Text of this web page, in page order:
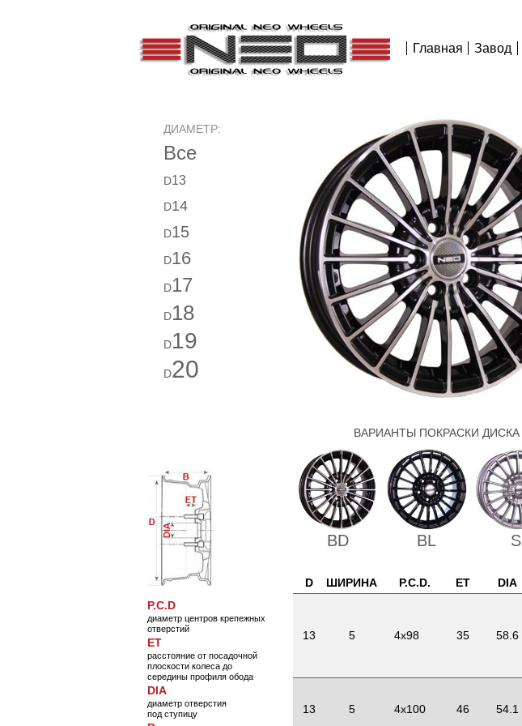
Главная Завод
ДИАМЕТР:
Все
D13
D14
D15
D16
D17
D18
D19
D20
P.C.D
диаметр центров крепежных
отверстий
ET
расстояние от посадочной
плоскости колеса до
середины профиля обода
DIA
диаметр отверстия
под ступицу
ВАРИАНТЫ ПОКРАСКИ ДИСКА
BD BL S
D ШИРИНА P.C.D. ET DIA
13 5 4x98 35 58.6
13 5 4x100 46 54.1